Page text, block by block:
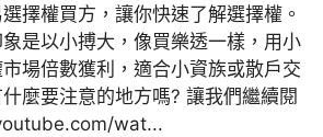
擇權買方，讓你快速了解選擇權。
是以小搏大，像買樂透一樣，用小
場倍數獲利，適合小資族或散戶交
麼要注意的地方嗎? 讓我們繼續閱
wat...